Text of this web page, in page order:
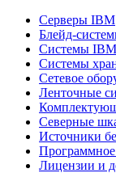
Серверы IBM
Блейд-
Системы IBM
Системы
Сетевое
Ленточные
Северные
Источники
Лицензии и